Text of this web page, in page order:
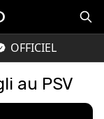
OFFICIEL
au PSV